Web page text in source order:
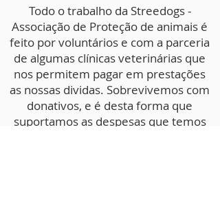
Todo o trabalho da Streedogs -
Associação de Proteção de animais é
feito por voluntários e com a parceria
de algumas clínicas veterinárias que
nos permitem pagar em prestações
as nossas dividas. Sobrevivemos com
donativos, e é desta forma que
suportamos as despesas que temos